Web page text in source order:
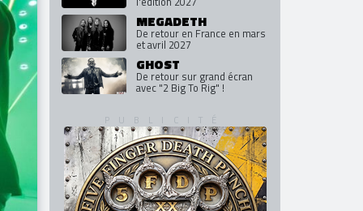
MEGADETH
De retour en France en mars
et avril 2027
GHOST
De retour sur grand écran
avec "2 Big To Rig" !